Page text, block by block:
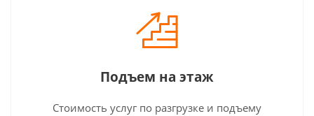
Подъем на этаж
Стоимость услуг по разгрузке и подъему